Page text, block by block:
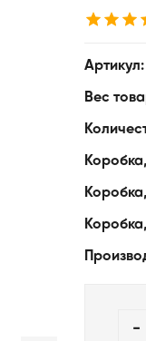
Артикул:
Вес
-